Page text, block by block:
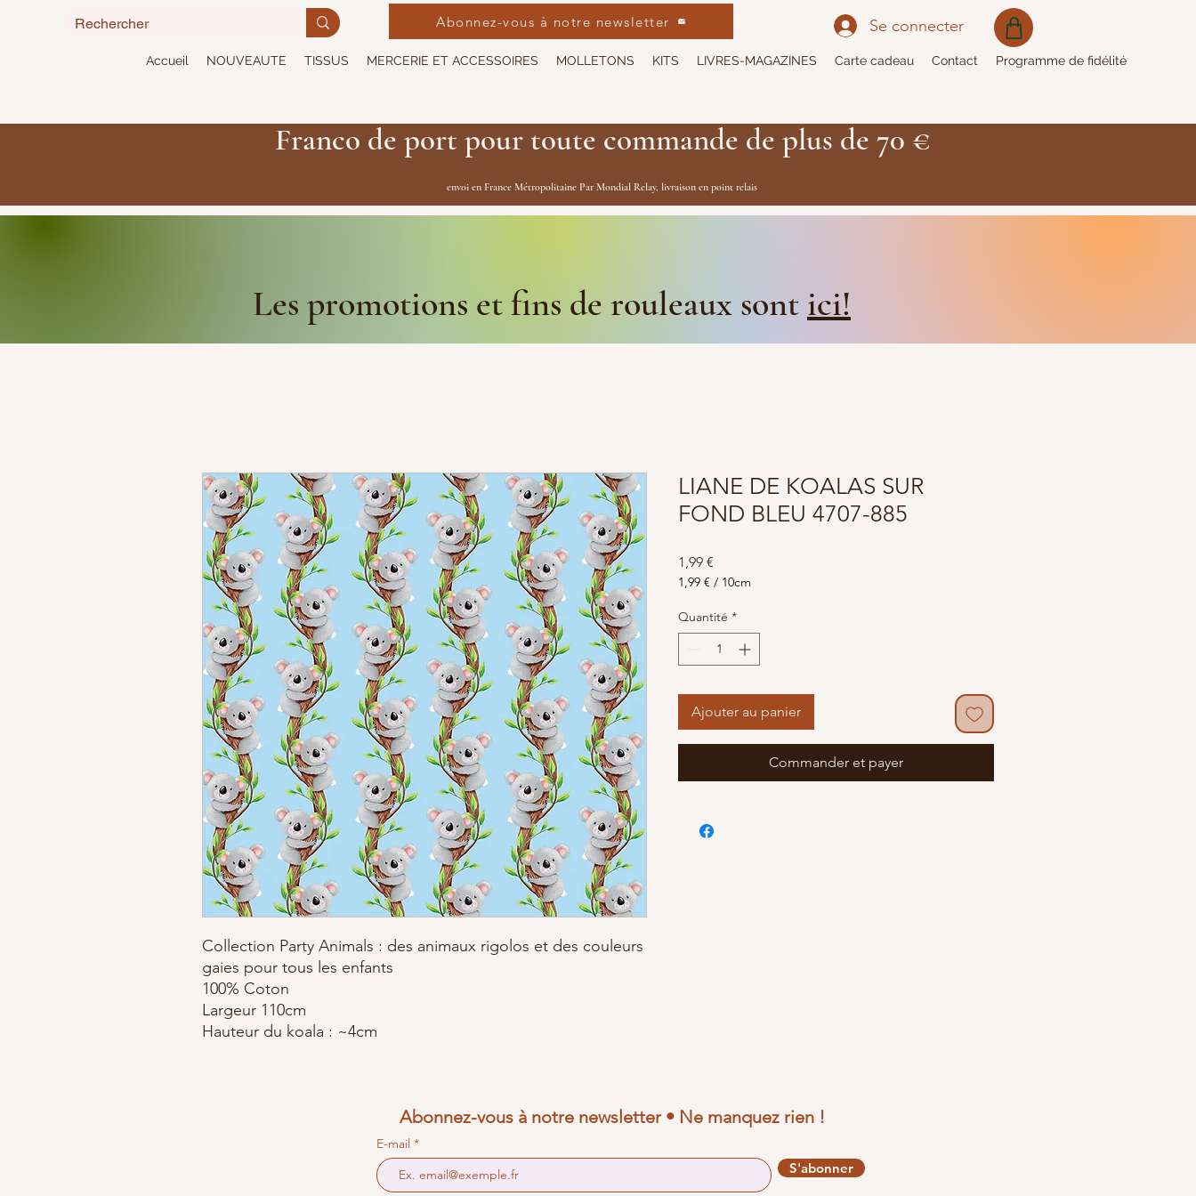
Accueil NOUVEAUTE TISSUS MERCERIE ET ACCESSOIRES MOLLETONS KITS LIVRES-MAGAZINES Carte cadeau Contact Programme de fidélité
Se connecter
Abonnez-vous à notre newsletter
Franco de port pour toute commande de plus de 70 €
envoi en France Métropolitaine Par Mondial Relay, livraison en point relais
Les promotions et fins de rouleaux sont ici!
Collection Party Animals : des animaux rigolos et des couleurs
gaies pour tous les enfants
100% Coton
Largeur 110cm
Hauteur du koala : ~4cm
LIANE DE KOALAS SUR
FOND BLEU 4707-885
1,99 €
1,99 € / 10cm
pour
10
Centimètres
Quantité *
Ajouter au panier
Commander et payer
Abonnez-vous à notre newsletter • Ne manquez rien !
E-mail
S'abonner